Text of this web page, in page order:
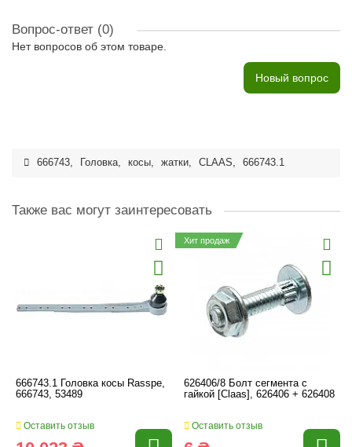
Вопрос-ответ (0)
Нет вопросов об этом товаре.
Новый вопрос
666743, Головка, косы, жатки, CLAAS, 666743.1
Также вас могут заинтересовать
666743.1 Головка косы Rasspe,
666743, 53489
Оставить отзыв
Хит продаж
626406/8 Болт сегмента с
гайкой [Claas], 626406 + 626408
Оставить отзыв